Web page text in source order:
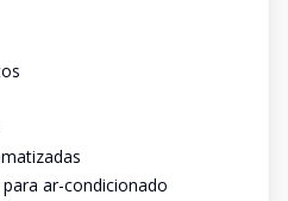
ar-condicionado